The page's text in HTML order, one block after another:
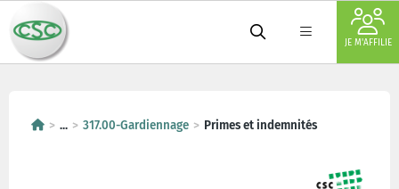
JE M'AFFILIE
... 317.00-Gardiennage Primes et indemnités